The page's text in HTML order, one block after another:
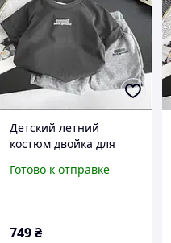
Детский летний
костюм двойка для
Комплект: футболка и
Готово к отправке
749₴